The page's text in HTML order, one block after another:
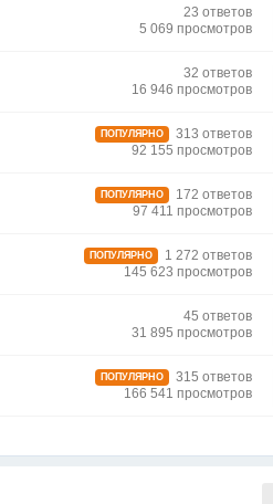
23 ответов
5 069 просмотров
32 ответов
16 946 просмотров
ПОПУЛЯРНО
313 ответов
92 155 просмотров
ПОПУЛЯРНО
172 ответов
97 411 просмотров
ПОПУЛЯРНО
1 272 ответов
145 623 просмотров
45 ответов
31 895 просмотров
ПОПУЛЯРНО
315 ответов
166 541 просмотров